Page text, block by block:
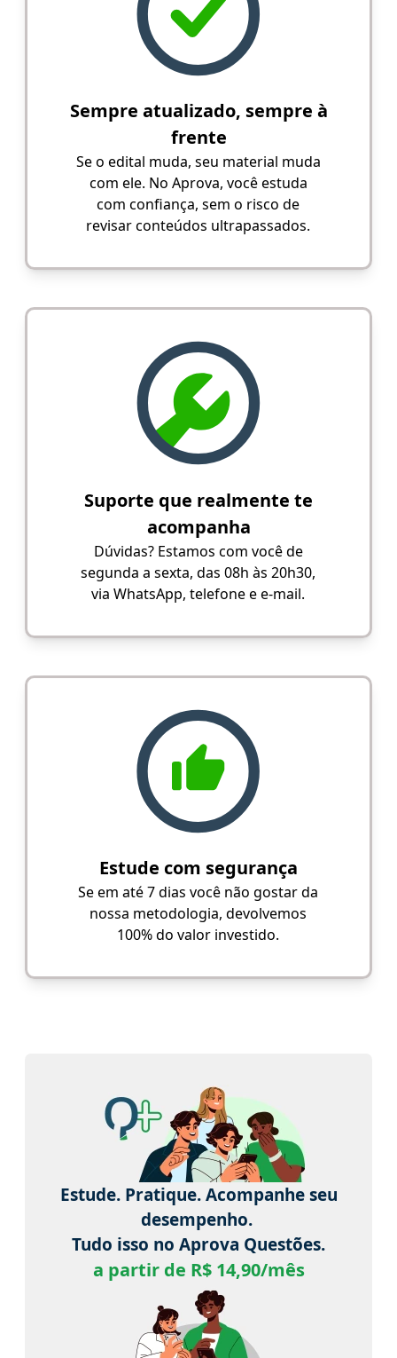
Sempre atualizado, sempre à
frente
Se o edital muda, seu material muda
com ele. No Aprova, você estuda
com confiança, sem o risco de
revisar conteúdos ultrapassados.
Suporte que realmente te
acompanha
Dúvidas? Estamos com você de
segunda a sexta, das 08h às 20h30,
via WhatsApp, telefone e e-mail.
Estude com segurança
Se em até 7 dias você não gostar da
nossa metodologia, devolvemos
100% do valor investido.
Estude. Pratique. Acompanhe seu
desempenho.
Tudo isso no Aprova Questões.
a partir de R$ 14,90/mês